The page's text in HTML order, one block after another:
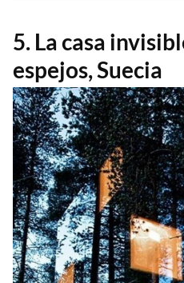
5. La casa
espejos, Suecia